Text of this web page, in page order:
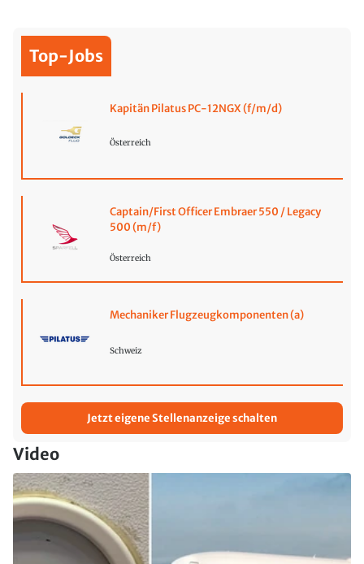
Top-Jobs
Kapitän Pilatus PC-12NGX (f/m/d)
Österreich
Captain/First Officer Embraer 550 / Legacy
500 (m/f)
Österreich
Mechaniker Flugzeugkomponenten (a)
Schweiz
Jetzt eigene Stellenanzeige schalten
Video